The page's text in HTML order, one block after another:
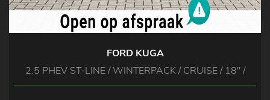
FORD KUGA
2.5 PHEV ST-LINE / WINTERPACK / CRUISE / 18'' /